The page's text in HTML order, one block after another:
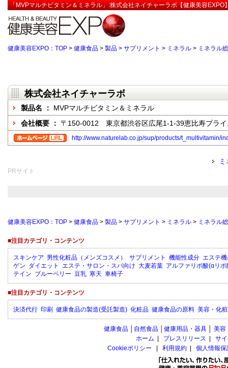
「MVPマルチビタミン＆ミネラル」:株式会社ネイチャーラボ【健康美容EXPO
健康美容EXPO：TOP > 健康食品 > 製品 > サプリメント > ミネラル > ミネラル
株式会社ネイチャーラボ
製品名 ： MVPマルチビタミン＆ミネラル
会社概要 ： 〒150-0012 東京都渋谷区広尾1-1-39恵比寿プラ
http://www.naturelab.co.jp/sup/products/t_multivitamin/
PRサイト
健康美容EXPO：TOP > 健康食品 > 製品 > サプリメント > ミネラル > ミネラル
■注目カテゴリ・コンテンツ
スキンケア 男性化粧品（メンズコスメ） サプリメント 機能性成分 エステ
ゲン ダイエット エステ・サロン・スパ向け 大麦若葉 アルファリポ酸(αリポ
テイン ブルーベリー 豆乳 寒天 車椅子
■注目カテゴリ・コンテンツ
決済代行 印刷 健康食品の製造(受託製造) 化粧品 健康食品の原料 美容・化
健康食品 自然食品 健康用品・器具 美容
ホーム
プレスリリース
サ
Cookieポリシー
利用規約 個人情報